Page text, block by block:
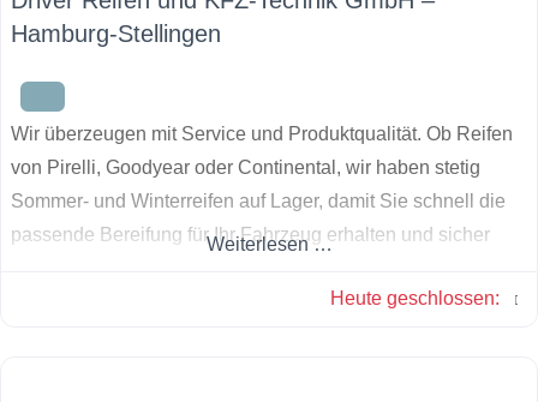
Hamburg-Stellingen
Wir überzeugen mit Service und Produktqualität. Ob Reifen
von Pirelli, Goodyear oder Continental, wir haben stetig
Sommer- und Winterreifen auf Lager, damit Sie schnell die
passende Bereifung für Ihr Fahrzeug erhalten und sicher
Weiterlesen …
Heute geschlossen: